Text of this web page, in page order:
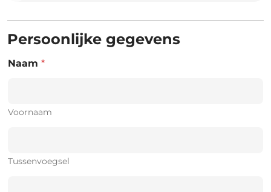
Persoonlijke gegevens
Naam *
Voornaam
Tussenvoegsel